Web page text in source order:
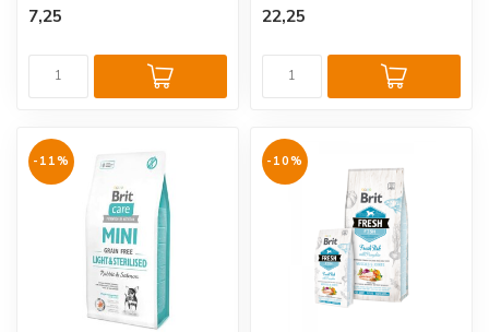
middelgrote h...
7,25 22,25
-11% -10%